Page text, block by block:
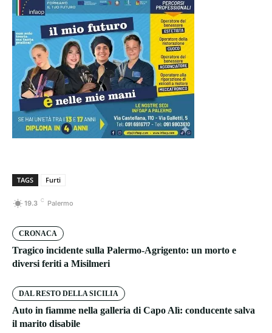
TAGS Furti
19.3 C Palermo
CRONACA
Tragico incidente sulla Palermo-Agrigento: un morto e
diversi feriti a Misilmeri
DAL RESTO DELLA SICILIA
Auto in fiamme nella galleria di Capo Alì: conducente salva
il marito disabile